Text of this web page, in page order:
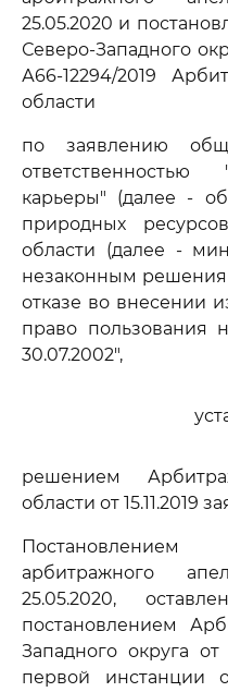
25.05.2020 и
Северо-Западного
А66-12294/2019
области
по заявлению
карьеры" (далее -
природных
области (далее -
незаконным решения
отказе во внесении
право пользования
30.07.2002",
решением
области от 15.11.2019
арбитражного
25.05.2020,
постановлением
Западного округа
первой инстанции